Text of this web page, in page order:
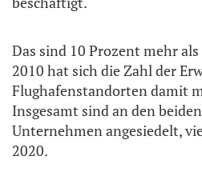
Das sind 10 Prozent mehr
2010 hat sich die Zahl der
Flughafenstandorten damit
Insgesamt sind an den
Unternehmen angesiedelt,
2020.